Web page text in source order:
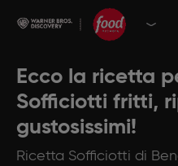
Ecco la ricetta
Sofficiotti fritti,
gustosissimi!
Ricetta Sofficiotti di